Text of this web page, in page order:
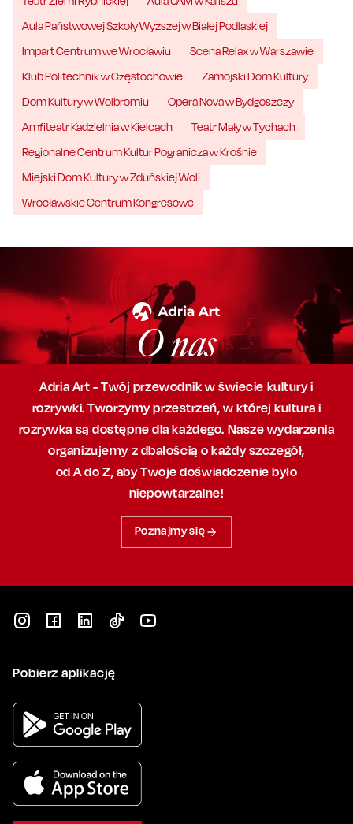
Aula Państwowej Szkoły Wyższej w Białej Podlaskiej
Impart Centrum we Wrocławiu
Scena Relax w Warszawie
Klub Politechnik w Częstochowie
Zamojski Dom Kultury
Dom Kultury w Wolbromiu
Opera Nova w Bydgoszczy
Amfiteatr Kadzielnia w Kielcach
Teatr Mały w Tychach
Regionalne Centrum Kultur Pogranicza w Krośnie
Miejski Dom Kultury w Zduńskiej Woli
Wrocławskie Centrum Kongresowe
O nas
Adria Art - Twój przewodnik w świecie kultury i
rozrywki. Tworzymy przestrzeń,w której kultura i
rozrywka są dostępne dla każdego. Nasze wydarzenia
organizujemy z dbałością o każdy szczegół,
od A do Z, abyTwoje doświadczenie było
niepowtarzalne!
Poznajmy się
Pobierz aplikację